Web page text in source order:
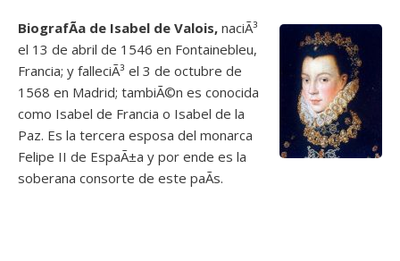
BiografÃ­a de Isabel de Valois, naciÃ³
el 13 de abril de 1546 en Fontainebleu,
Francia; y falleciÃ³ el 3 de octubre de
1568 en Madrid; tambiÃ©n es conocida
como Isabel de Francia o Isabel de la
Paz. Es la tercera esposa del monarca
Felipe II de EspaÃ±a y por ende es la
soberana consorte de este paÃ­s.